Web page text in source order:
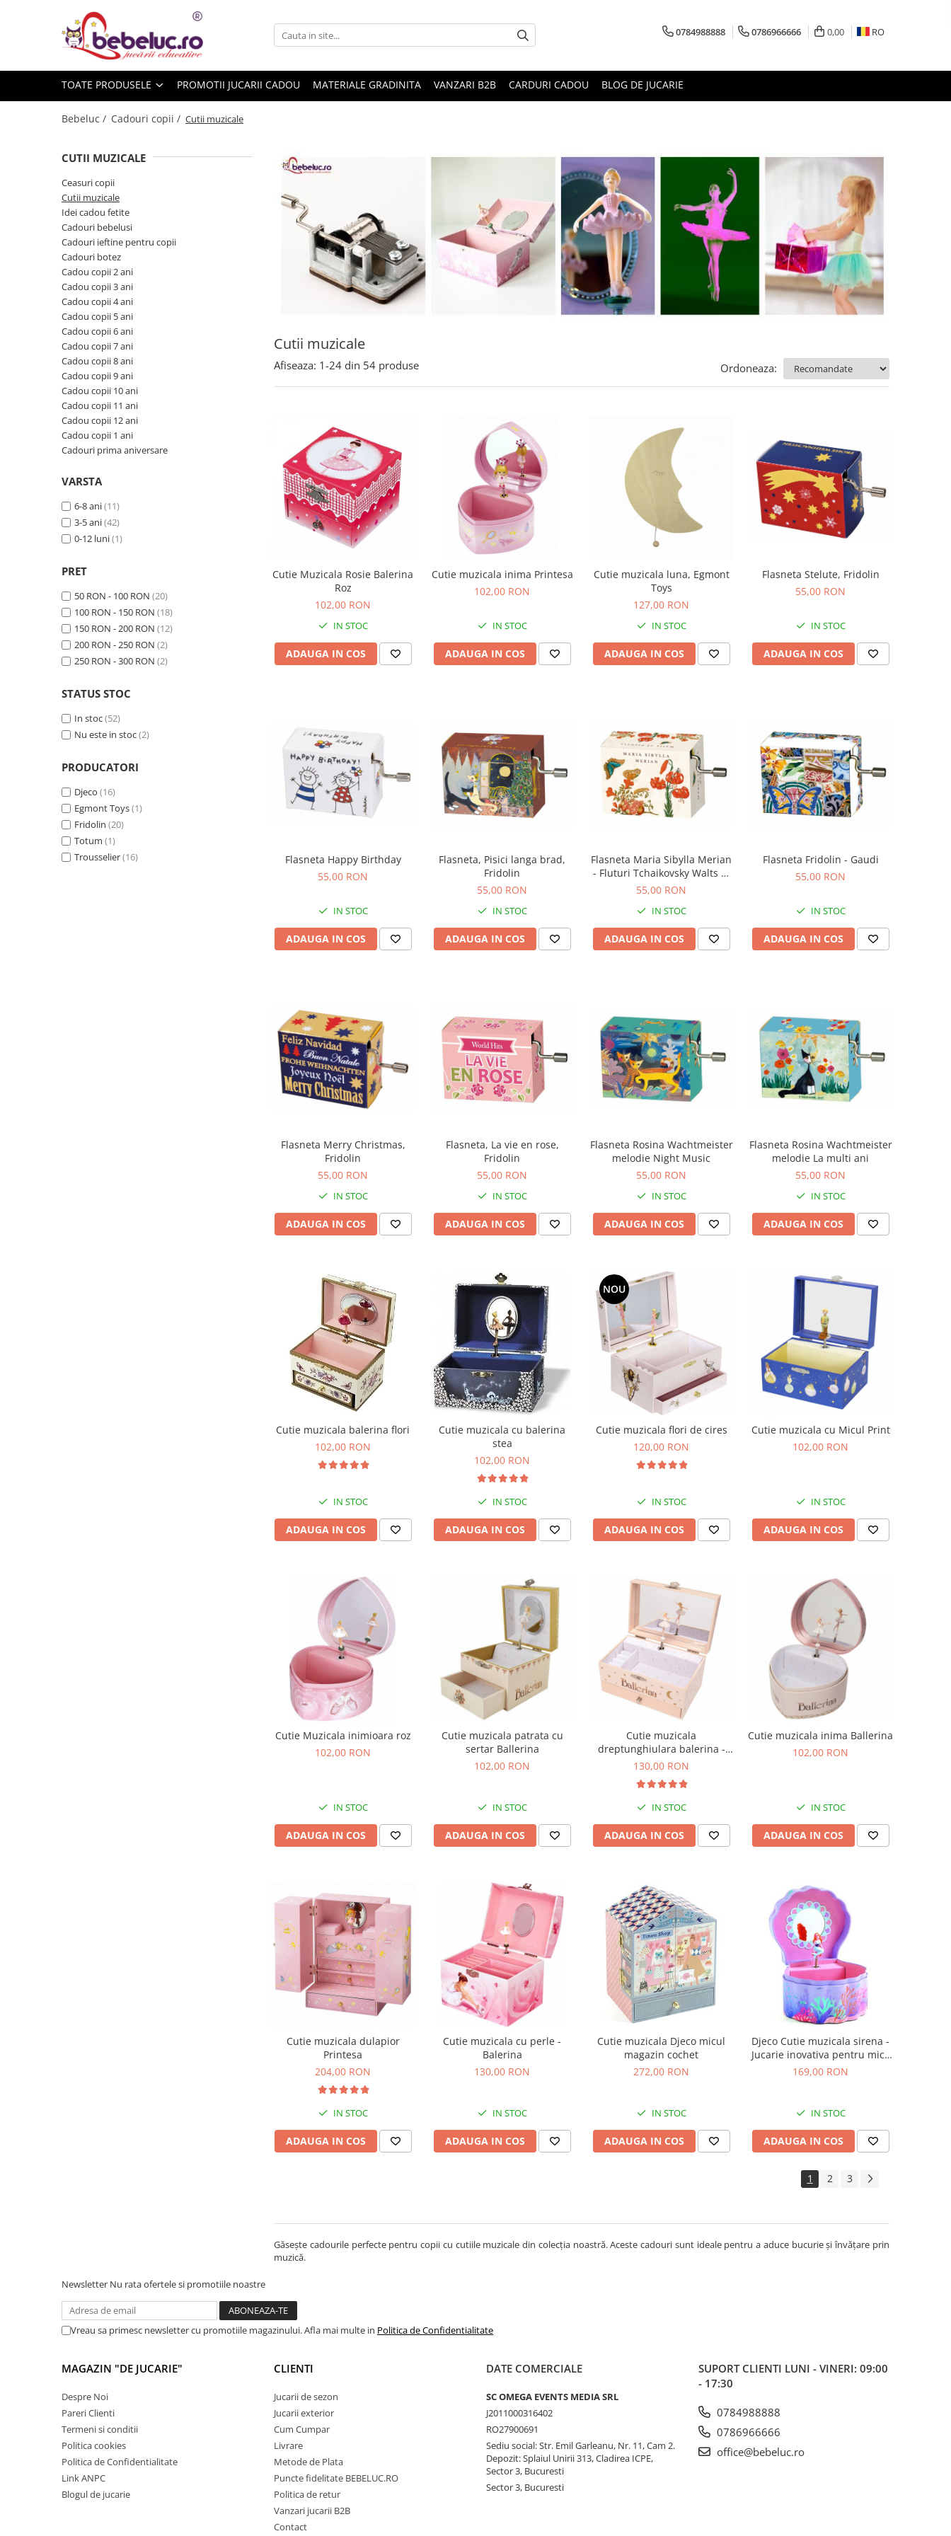
Toate Produsele
Set constructie copii
Jucarii magnetice
Seturi Experimente pentru copii
Organele Corpului Uman
Roboti de jucarie
Jucarii Creativitate
Lucru manual copii
Seturi de desen
Seturi de pictura pentru copii
Tatuaje Copii
Nisip kinetic
Jucarii interactive
Proiector pentru copii
Instrumente muzicale pentru copii
Caruseluri muzicale
Storytelling
Bucatarii pentru copii
Banc de lucru pentru copii
Papusi de mana
Bormasina magica
Costum Halloween Copii
Papusi si Bebelusi Reborn
Animale de jucarie
Jucarii cu Dinozauri
Figurine plus
Jucarii Montessori
Jucarii cu alfabet
Jucarii cu cifre
Seturi Numberblocks
Jucarii de motricitate
Jucarii fructe si legume
Accesorii bebelusi
Veioza copii
Produse de Curatenie
Jucarii exterior
Trotinete copii
Jucarii curte
Karturi copii
Biciclete copii
0784988888 0786966666 0,00 RO
TOATE PRODUSELE PROMOTII JUCARII CADOU MATERIALE GRADINITA VANZARI B2B CARDURI CADOU BLOG DE JUCARIE
Bebeluc / Cadouri copii / Cutii muzicale
Cutii muzicale
CUTII MUZICALE
Ceasuri copii
Cutii muzicale
Idei cadou fetite
Cadouri bebelusi
Cadouri ieftine pentru copii
Cadouri botez
Cadou copii 2 ani
Cadou copii 3 ani
Cadou copii 4 ani
Cadou copii 5 ani
Cadou copii 6 ani
Cadou copii 7 ani
Cadou copii 8 ani
Cadou copii 9 ani
Cadou copii 10 ani
Cadou copii 11 ani
Cadou copii 12 ani
Cadou copii 1 ani
Cadouri prima aniversare
VARSTA
6-8 ani(11)
3-5 ani(42)
0-12 luni(1)
PRET
50 RON - 100 RON (20)
100 RON - 150 RON (18)
150 RON - 200 RON (12)
200 RON - 250 RON (2)
250 RON - 300 RON (2)
STATUS STOC
In stoc(52)
Nu este in stoc(2)
PRODUCATORI
Djeco (16)
Egmont Toys(1)
Fridolin (20)
Totum (1)
Trousselier(16)
Afiseaza: 1-24 din 54 produse Ordoneaza:
Cutie Muzicala Rosie Balerina
Roz
102,00 RON
IN STOC
ADAUGA IN COS
Cutie muzicala inima Printesa
102,00 RON
IN STOC
ADAUGA IN COS
Cutie muzicala luna, Egmont
Toys
127,00 RON
IN STOC
ADAUGA IN COS
Flasneta Stelute, Fridolin
55,00 RON
IN STOC
ADAUGA IN COS
Flasneta Happy Birthday
55,00 RON
IN STOC
ADAUGA IN COS
Flasneta, Pisici langa brad,
Fridolin
55,00 RON
IN STOC
ADAUGA IN COS
Flasneta Maria Sibylla Merian
- Fluturi Tchaikovsky Walts of
flowers
55,00 RON
IN STOC
ADAUGA IN COS
Flasneta Fridolin - Gaudi
55,00 RON
IN STOC
ADAUGA IN COS
Flasneta Merry Christmas,
Fridolin
55,00 RON
IN STOC
ADAUGA IN COS
Flasneta, La vie en rose,
Fridolin
55,00 RON
IN STOC
ADAUGA IN COS
Flasneta Rosina Wachtmeister
melodie Night Music
55,00 RON
IN STOC
ADAUGA IN COS
Flasneta Rosina Wachtmeister
melodie La multi ani
55,00 RON
IN STOC
ADAUGA IN COS
Cutie muzicala balerina flori
102,00 RON
IN STOC
ADAUGA IN COS
Cutie muzicala cu balerina
stea
102,00 RON
IN STOC
ADAUGA IN COS
NOU
Cutie muzicala flori de cires
120,00 RON
IN STOC
ADAUGA IN COS
Cutie muzicala cu Micul Print
102,00 RON
IN STOC
ADAUGA IN COS
Cutie Muzicala inimioara roz
102,00 RON
IN STOC
ADAUGA IN COS
Cutie muzicala patrata cu
sertar Ballerina
102,00 RON
IN STOC
ADAUGA IN COS
Cutie muzicala
dreptunghiulara balerina -
din filmul Ballerina
130,00 RON
IN STOC
ADAUGA IN COS
Cutie muzicala inima Ballerina
102,00 RON
IN STOC
ADAUGA IN COS
Cutie muzicala dulapior
Printesa
204,00 RON
IN STOC
ADAUGA IN COS
Cutie muzicala cu perle -
Balerina
130,00 RON
IN STOC
ADAUGA IN COS
Cutie muzicala Djeco micul
magazin cochet
272,00 RON
IN STOC
ADAUGA IN COS
Djeco Cutie muzicala sirena -
Jucarie inovativa pentru micii
exploratori
169,00 RON
IN STOC
ADAUGA IN COS
1 2 3
Găsește cadourile perfecte pentru copii cu cutiile muzicale din colecția noastră. Aceste cadouri sunt ideale pentru a aduce bucurie și învățare prin
muzică.
Newsletter Nu rata ofertele si promotiile noastre
Vreau sa primesc newsletter cu promotiile magazinului. Afla mai multe in Politica de Confidentialitate
MAGAZIN "DE JUCARIE"
Despre Noi
Pareri Clienti
Termeni si conditii
Politica cookies
Politica de Confidentialitate
Link ANPC
Blogul de jucarie
CLIENTI
Jucarii de sezon
Jucarii exterior
Cum Cumpar
Livrare
Metode de Plata
Puncte fidelitate BEBELUC.RO
Politica de retur
Vanzari jucarii B2B
Contact
DATE COMERCIALE
SC OMEGA EVENTS MEDIA SRL
J2011000316402
RO27900691
Sediu social: Str. Emil Garleanu, Nr. 11, Cam 2.
Depozit: Splaiul Unirii 313, Cladirea ICPE,
Sector 3, Bucuresti
Sector 3, Bucuresti
SUPORT CLIENTI LUNI - VINERI: 09:00
- 17:30
0784988888
0786966666
office@bebeluc.ro